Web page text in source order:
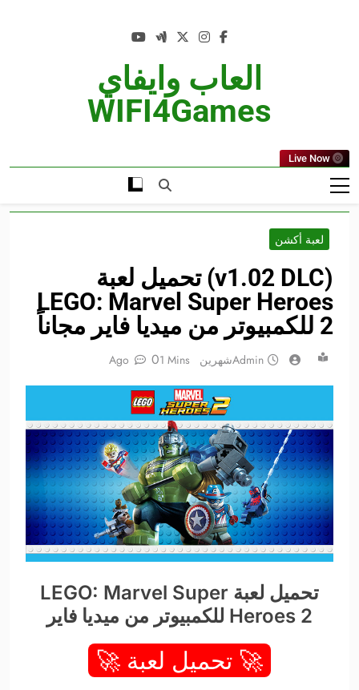
العاب وايفاي
WIFI4Games
Live Now
لعبة أكشن
(v1.02 DLC) تحميل لعبة
LEGO: Marvel Super Heroes
2 للكمبيوتر من ميديا فاير مجاناً
Adminشهرين Ago 01 Mins
تحميل لعبة LEGO: Marvel Super
Heroes 2 للكمبيوتر من ميديا فاير
🚀 تحميل لعبة 🚀